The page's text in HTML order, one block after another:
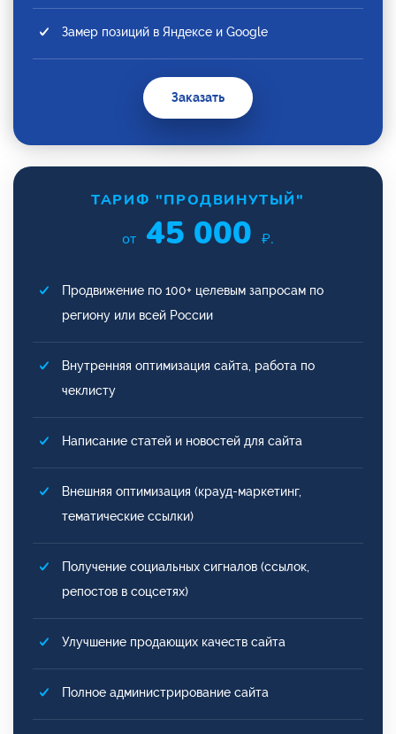
Замер позиций в Яндексе и Google
Заказать
ТАРИФ "ПРОДВИНУТЫЙ"
от 45 000 ₽.
Продвижение по 100+ целевым запросам по
региону или всей России
Внутренняя оптимизация сайта, работа по
чеклисту
Написание статей и новостей для сайта
Внешняя оптимизация (крауд-маркетинг,
тематические ссылки)
Получение социальных сигналов (ссылок,
репостов в соцсетях)
Улучшение продающих качеств сайта
Полное администрирование сайта